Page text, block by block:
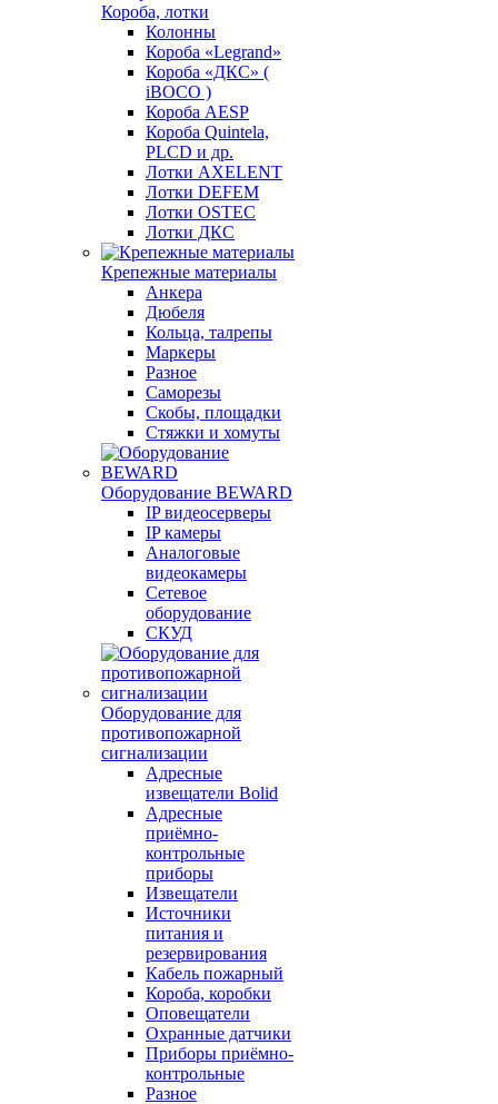
Короба, лотки
Колонны
Короба «Legrand»
Короба «ДКС» (
iBOCO )
Короба AESP
Короба Quintela,
PLCD и др.
Лотки AXELENT
Лотки DEFEM
Лотки OSTEC
Лотки ДКС
Крепежные материалы
Анкера
Дюбеля
Кольца, талрепы
Маркеры
Разное
Саморезы
Скобы, площадки
Стяжки и хомуты
Оборудование BEWARD
IP видеосерверы
IP камеры
Аналоговые
видеокамеры
Сетевое
оборудование
СКУД
Оборудование для
противопожарной
сигнализации
Адресные
извещатели Bolid
Адресные
приёмно-
контрольные
приборы
Извещатели
Источники
питания и
резервирования
Кабель пожарный
Короба, коробки
Оповещатели
Охранные датчики
Приборы приёмно-
контрольные
Разное